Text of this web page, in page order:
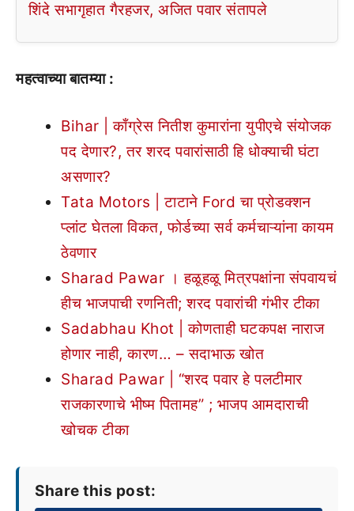
शिंदे सभागृहात गैरहजर, अजित पवार संतापले
महत्वाच्या बातम्या :
Bihar | काँग्रेस नितीश कुमारांना युपीएचे संयोजक
पद देणार?, तर शरद पवारांसाठी हि धोक्याची घंटा
असणार?
Tata Motors | टाटाने Ford चा प्रोडक्शन
प्लांट घेतला विकत, फोर्डच्या सर्व कर्मचाऱ्यांना कायम
ठेवणार
Sharad Pawar । हळूहळू मित्रपक्षांना संपवायचं
हीच भाजपाची रणनिती; शरद पवारांची गंभीर टीका
Sadabhau Khot | कोणताही घटकपक्ष नाराज
होणार नाही, कारण… – सदाभाऊ खोत
Sharad Pawar | “शरद पवार हे पलटीमार
राजकारणाचे भीष्म पितामह” ; भाजप आमदाराची
खोचक टीका
Share this post: